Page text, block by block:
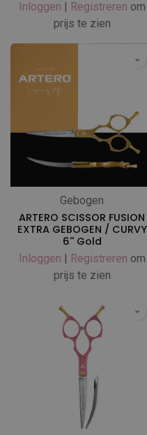
Inloggen | Registreren om
prijs te zien
Gebogen
ARTERO SCISSOR FUSION
EXTRA GEBOGEN / CURVY
6'' Gold
Inloggen | Registreren om
prijs te zien